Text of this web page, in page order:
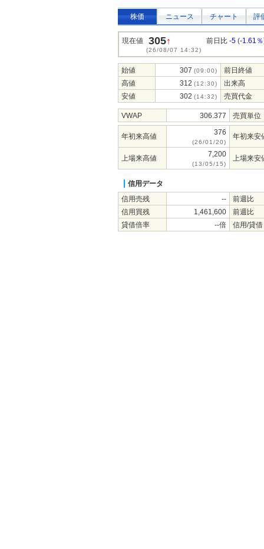
株価 ニュース チャート 評
現在値 305↑
(26/08/07 14:32)
前日比 -5 (-1.61％
始値 307 (09:00)
前日終値
高値
312 (12:30)
出来高
安値
302 (14:32) 売買代金
VWAP 306.377 売買単位
年初来高値 376
(26/01/20)
年初来安
上場来高値 7,200
(13/05/15)
上場来安
信用データ
信用売残
--
前週比
信用買残
1,461,600
前週比
貸借倍率
--倍 信用/貸借